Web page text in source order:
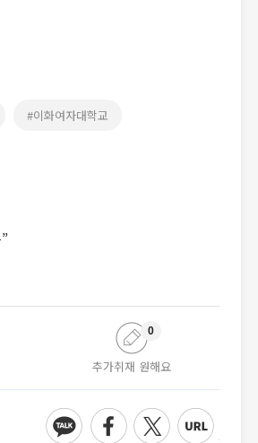
#이화여자대학교
추가취재 원해요
0